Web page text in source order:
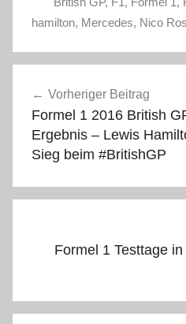
hamilton, Mercedes, Nico
Vorheriger Beitrag
Formel 1 2016 British
Ergebnis – Lewis
Sieg beim #BritishGP
Formel 1 Testtage